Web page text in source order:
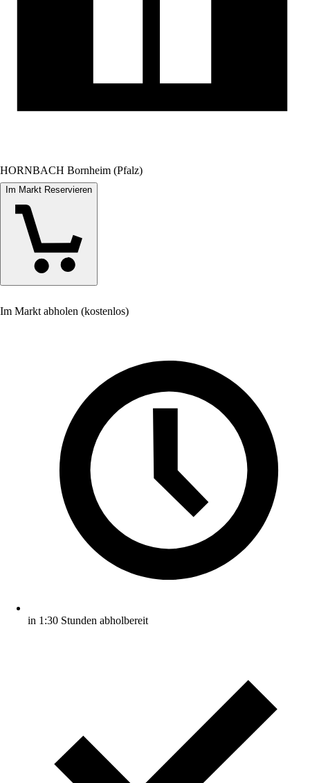
HORNBACH Bornheim (Pfalz)
Im Markt Reservieren
Im Markt abholen (kostenlos)
in 1:30 Stunden abholbereit